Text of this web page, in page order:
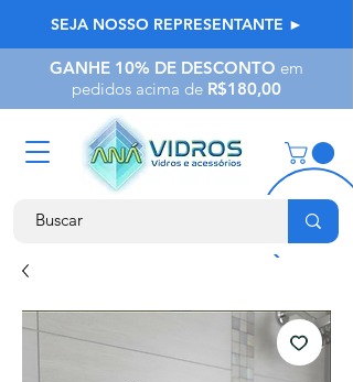
GANHE 10% DE DESCONTO em
pedidos acima deR$180,00
SEJA NOSSO REPRESENTANTE ►